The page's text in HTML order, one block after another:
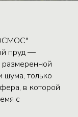
пруд —
размеренной
шума, только
в которой
с